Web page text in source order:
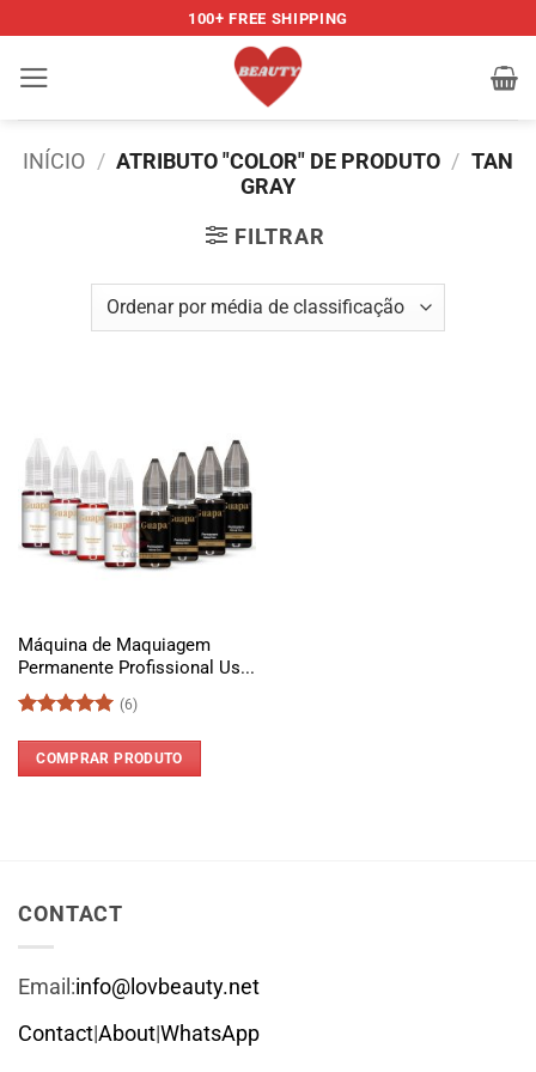
content
100+ FREE SHIPPING
INÍCIO / ATRIBUTO "COLOR" DE PRODUTO / TAN
GRAY
FILTRAR
Máquina de Maquiagem
Permanente Profissional Us...
de 5
(6)
COMPRAR PRODUTO
CONTACT
Email:info@lovbeauty.net
Contact|About|WhatsApp